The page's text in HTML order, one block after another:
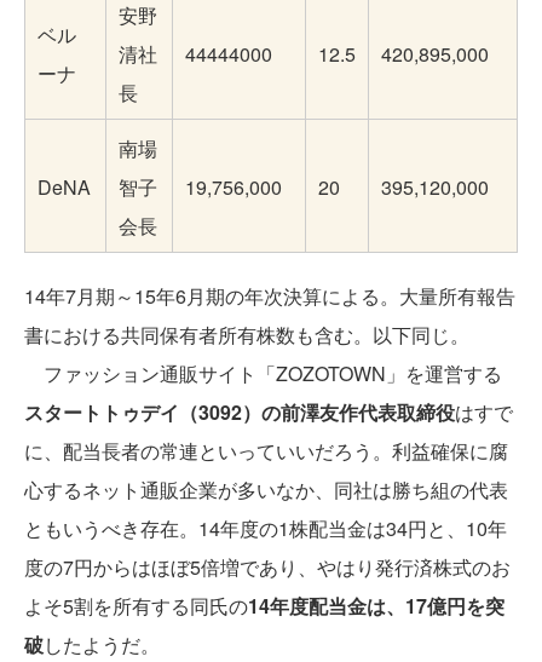
ベル
ーナ
安野
清社
長
44444000 12.5 420,895,000
DeNA
南場
智子
会長
19,756,000 20 395,120,000
14年7月期～15年6月期の年次決算による。大量所有報告
書における共同保有者所有株数も含む。以下同じ。
ファッション通販サイト「ZOZOTOWN」を運営する
スタートトゥデイ（3092）の前澤友作代表取締役はすで
に、配当長者の常連といっていいだろう。利益確保に腐
心するネット通販企業が多いなか、同社は勝ち組の代表
ともいうべき存在。14年度の1株配当金は34円と、10年
度の7円からはほぼ5倍増であり、やはり発行済株式のお
よそ5割を所有する同氏の14年度配当金は、17億円を突
破したようだ。